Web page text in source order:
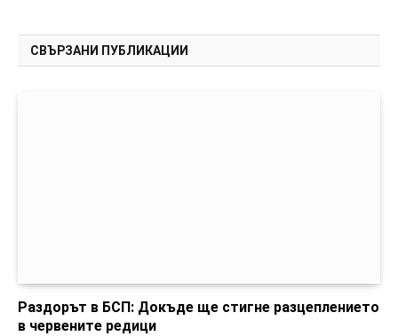
СВЪРЗАНИ ПУБЛИКАЦИИ
Раздорът в БСП: Докъде ще стигне разцеплението
в червените редици